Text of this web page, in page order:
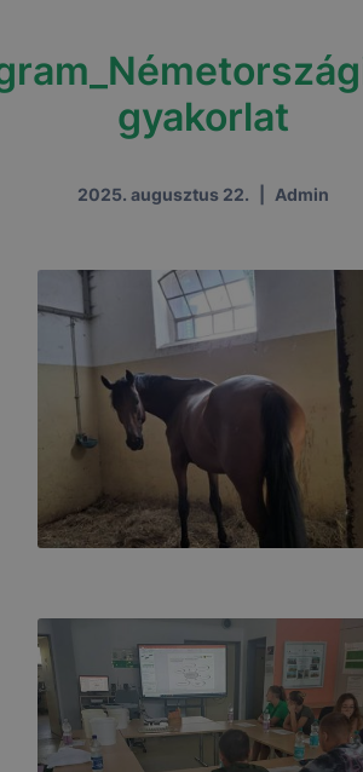
gyakorlat
2025. augusztus 22. Admin